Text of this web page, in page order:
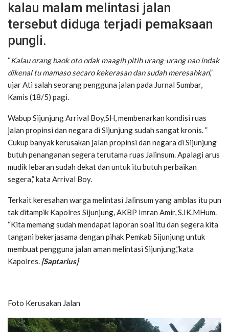
kalau malam melintasi jalan
tersebut diduga terjadi pemaksaan
pungli.
“Kalau orang baok oto ndak maagih pitih urang-urang nan indak
dikenal tu mamaso secaro kekerasan dan sudah meresahkan,”
ujar Ati salah seorang pengguna jalan pada Jurnal Sumbar,
Kamis (18/5) pagi.
Wabup Sijunjung Arrival Boy,SH, membenarkan kondisi ruas
jalan propinsi dan negara di Sijunjung sudah sangat kronis. ”
Cukup banyak kerusakan jalan propinsi dan negara di Sijunjung
butuh penanganan segera terutama ruas Jalinsum. Apalagi arus
mudik lebaran sudah dekat dan untuk itu butuh perbaikan
segera,” kata Arrival Boy.
Terkait keresahan warga melintasi Jalinsum yang amblas itu pun
tak ditampik Kapolres Sijunjung, AKBP Imran Amir, S.IK.MHum.
“Kita memang sudah mendapat laporan soal itu dan segera kita
tangani bekerjasama dengan pihak Pemkab Sijunjung untuk
membuat pengguna jalan aman melintasi Sijunjung,”kata
Kapolres. [Saptarius]
Foto Kerusakan Jalan